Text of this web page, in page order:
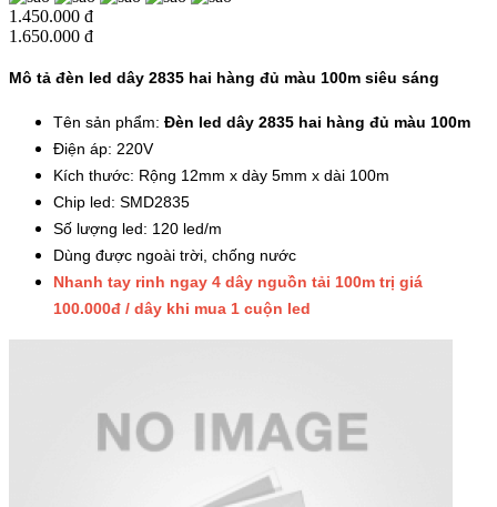
1.450.000 đ
1.650.000 đ
Mô tả đèn led dây 2835 hai hàng đủ màu 100m siêu sáng
Tên sản phẩm: Đèn led dây 2835 hai hàng đủ màu 100m
Điện áp: 220V
Kích thước: Rộng 12mm x dày 5mm x dài 100m
Chip led: SMD2835
Số lượng led: 120 led/m
Dùng được ngoài trời, chống nước
Nhanh tay rinh ngay 4 dây nguồn tải 100m trị giá
100.000đ / dây khi mua 1 cuộn led